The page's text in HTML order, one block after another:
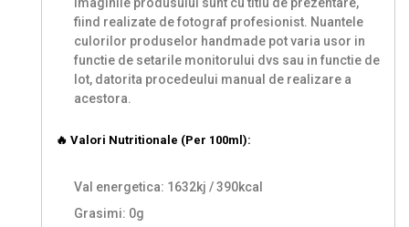
fiind realizate de fotograf profesionist. Nuantele
culorilor produselor handmade pot varia usor in
functie de setarile monitorului dvs sau in functie de
lot, datorita procedeului manual de realizare a
acestora.
🔥 Valori Nutritionale (Per 100ml):
Val energetica: 1632kj / 390kcal
Grasimi: 0g